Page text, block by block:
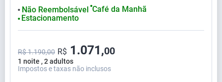
⬤ Não Reembolsável ⬤Café da Manhã
⬤ Estacionamento
1 noite , 2 adultos
R$ 1.190,00 R$ 1.071,00
Impostos e taxas não inclusos